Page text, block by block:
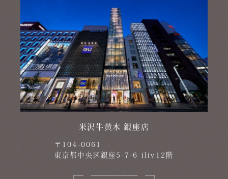
米沢牛黄木 銀座店
〒104-0061
東京都中央区銀座5-7-6 iliv12階